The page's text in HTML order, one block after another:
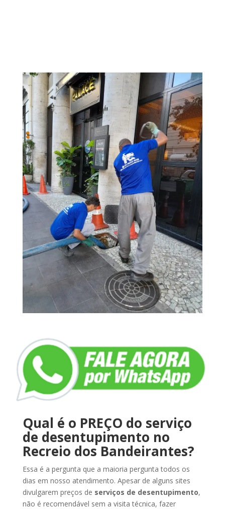
Qual é o PREÇO do serviço
de desentupimento no
Recreio dos Bandeirantes?
Essa é a pergunta que a maioria pergunta todos os
dias em nosso atendimento. Apesar de alguns sites
divulgarem preços de serviços de desentupimento,
não é recomendável sem a visita técnica, fazer